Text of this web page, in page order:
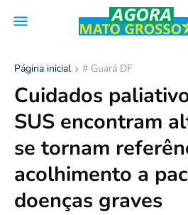
Página inicial # Guará DF
Cuidados
SUS encontram
se tornam
acolhimento a
doenças graves